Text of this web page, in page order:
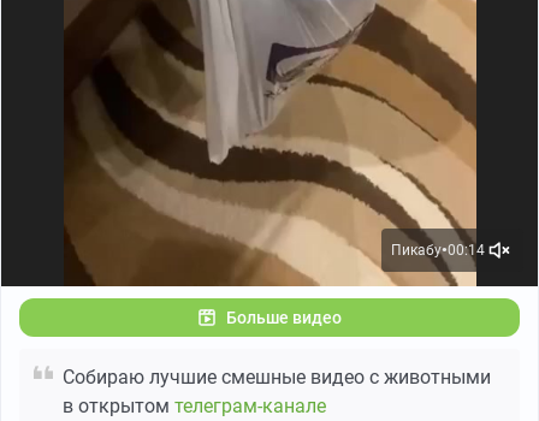
Пикабу●00:14
Больше видео
Собираю лучшие смешные видео с животными
в открытом телеграм-канале